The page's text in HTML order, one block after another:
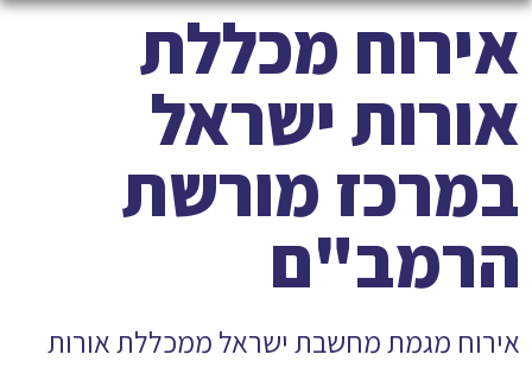
אירוח מכללת
אורות ישראל
במרכז מורשת
הרמב"ם
אירוח מגמת מחשבת ישראל ממכללת אורות